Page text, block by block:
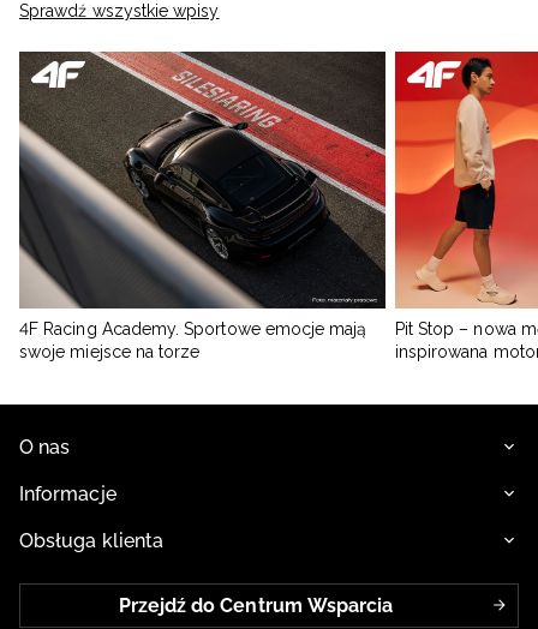
Sprawdź wszystkie wpisy
4F Racing Academy. Sportowe emocje mają
swoje miejsce na torze
Pit Stop – nowa
inspirowana
O nas
Informacje
Obsługa klienta
Przejdź do Centrum Wsparcia